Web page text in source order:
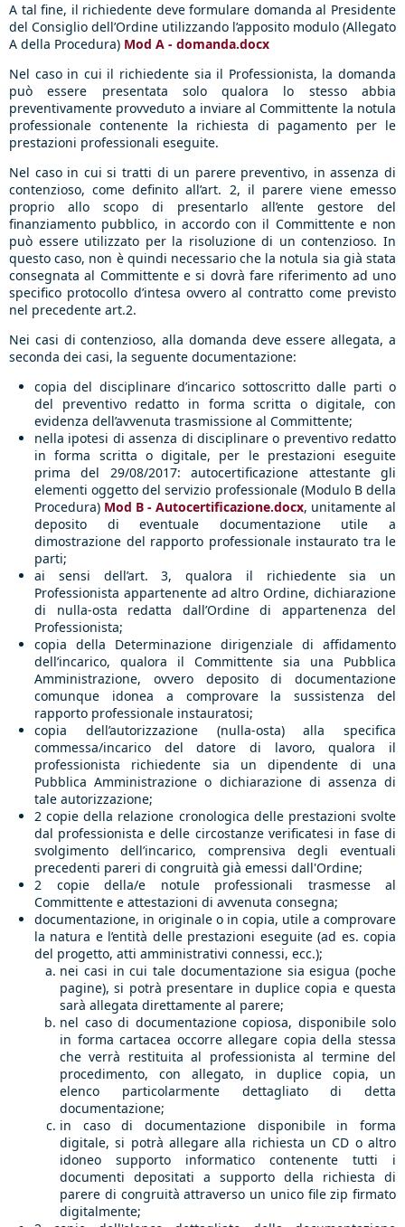
A tal fine, il richiedente deve formulare domanda al Presidente
del Consiglio dell’Ordine utilizzando l’apposito modulo (Allegato
A della Procedura) Mod A - domanda.docx
Nel caso in cui il richiedente sia il Professionista, la domanda
può essere presentata solo qualora lo stesso abbia
preventivamente provveduto a inviare al Committente la notula
professionale contenente la richiesta di pagamento per le
prestazioni professionali eseguite.
Nel caso in cui si tratti di un parere preventivo, in assenza di
contenzioso, come definito all’art. 2, il parere viene emesso
proprio allo scopo di presentarlo all’ente gestore del
finanziamento pubblico, in accordo con il Committente e non
può essere utilizzato per la risoluzione di un contenzioso. In
questo caso, non è quindi necessario che la notula sia già stata
consegnata al Committente e si dovrà fare riferimento ad uno
specifico protocollo d’intesa ovvero al contratto come previsto
nel precedente art.2.
Nei casi di contenzioso, alla domanda deve essere allegata, a
seconda dei casi, la seguente documentazione:
copia del disciplinare d’incarico sottoscritto dalle parti o
del preventivo redatto in forma scritta o digitale, con
evidenza dell’avvenuta trasmissione al Committente;
nella ipotesi di assenza di disciplinare o preventivo redatto
in forma scritta o digitale, per le prestazioni eseguite
prima del 29/08/2017: autocertificazione attestante gli
elementi oggetto del servizio professionale (Modulo B della
Procedura) Mod B - Autocertificazione.docx, unitamente al
deposito di eventuale documentazione utile a
dimostrazione del rapporto professionale instaurato tra le
parti;
ai sensi dell’art. 3, qualora il richiedente sia un
Professionista appartenente ad altro Ordine, dichiarazione
di nulla-osta redatta dall’Ordine di appartenenza del
Professionista;
copia della Determinazione dirigenziale di affidamento
dell’incarico, qualora il Committente sia una Pubblica
Amministrazione, ovvero deposito di documentazione
comunque idonea a comprovare la sussistenza del
rapporto professionale instauratosi;
copia dell’autorizzazione (nulla-osta) alla specifica
commessa/incarico del datore di lavoro, qualora il
professionista richiedente sia un dipendente di una
Pubblica Amministrazione o dichiarazione di assenza di
tale autorizzazione;
2 copie della relazione cronologica delle prestazioni svolte
dal professionista e delle circostanze verificatesi in fase di
svolgimento dell’incarico, comprensiva degli eventuali
precedenti pareri di congruità già emessi dall'Ordine;
2 copie della/e notule professionali trasmesse al
Committente e attestazioni di avvenuta consegna;
documentazione, in originale o in copia, utile a comprovare
la natura e l’entità delle prestazioni eseguite (ad es. copia
del progetto, atti amministrativi connessi, ecc.);
nei casi in cui tale documentazione sia esigua (poche
pagine), si potrà presentare in duplice copia e questa
sarà allegata direttamente al parere;
nel caso di documentazione copiosa, disponibile solo
in forma cartacea occorre allegare copia della stessa
che verrà restituita al professionista al termine del
procedimento, con allegato, in duplice copia, un
elenco particolarmente dettagliato di detta
documentazione;
in caso di documentazione disponibile in forma
digitale, si potrà allegare alla richiesta un CD o altro
idoneo supporto informatico contenente tutti i
documenti depositati a supporto della richiesta di
parere di congruità attraverso un unico file zip firmato
digitalmente;